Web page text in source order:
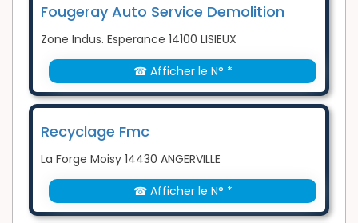
Fougeray Auto Service Demolition
Zone Indus. Esperance 14100 LISIEUX
☎ Afficher le N° *
Recyclage Fmc
La Forge Moisy 14430 ANGERVILLE
☎ Afficher le N° *